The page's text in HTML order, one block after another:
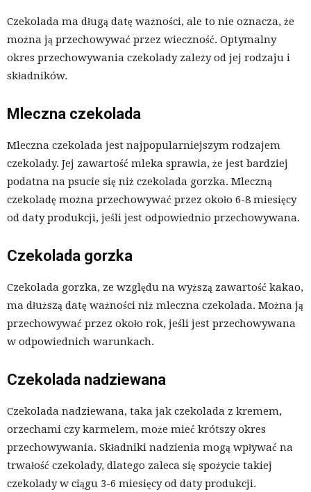
Czekolada ma długą datę ważności, ale to nie oznacza, że
można ją przechowywać przez wieczność. Optymalny
okres przechowywania czekolady zależy od jej rodzaju i
składników.
Mleczna czekolada
Mleczna czekolada jest najpopularniejszym rodzajem
czekolady. Jej zawartość mleka sprawia, że jest bardziej
podatna na psucie się niż czekolada gorzka. Mleczną
czekoladę można przechowywać przez około 6-8 miesięcy
od daty produkcji, jeśli jest odpowiednio przechowywana.
Czekolada gorzka
Czekolada gorzka, ze względu na wyższą zawartość kakao,
ma dłuższą datę ważności niż mleczna czekolada. Można ją
przechowywać przez około rok, jeśli jest przechowywana
w odpowiednich warunkach.
Czekolada nadziewana
Czekolada nadziewana, taka jak czekolada z kremem,
orzechami czy karmelem, może mieć krótszy okres
przechowywania. Składniki nadzienia mogą wpływać na
trwałość czekolady, dlatego zaleca się spożycie takiej
czekolady w ciągu 3-6 miesięcy od daty produkcji.